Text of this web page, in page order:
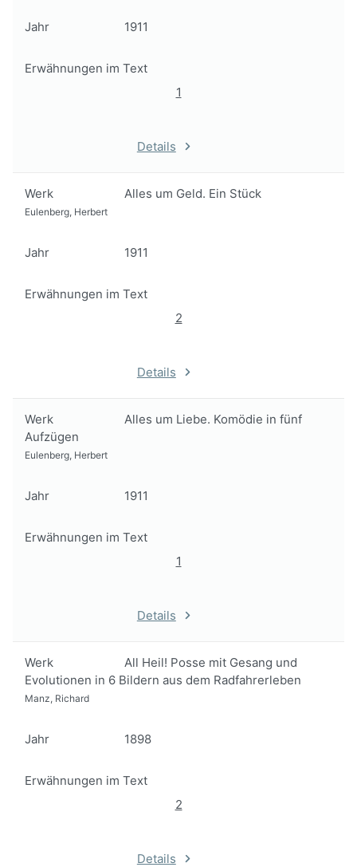
Jahr 1911
Erwähnungen im Text
1
Details
Werk Alles um Geld. Ein Stück
Eulenberg, Herbert
Jahr 1911
Erwähnungen im Text
2
Details
Werk
Alles um Liebe. Komödie in fünf
Aufzügen
Eulenberg, Herbert
Jahr 1911
Erwähnungen im Text
1
Details
Werk
All Heil! Posse mit Gesang und
Evolutionen in 6 Bildern aus dem Radfahrerleben
Manz, Richard
Jahr 1898
Erwähnungen im Text
2
Details